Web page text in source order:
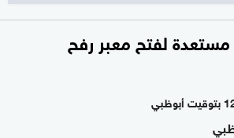
مستعدة لفتح معبر رفح